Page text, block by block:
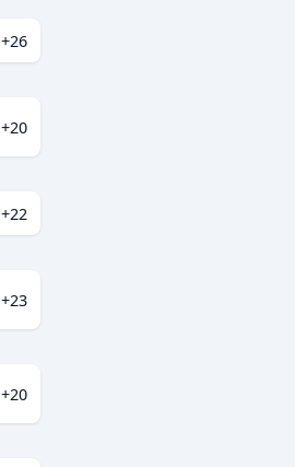
+26
+20
+22
+23
+20